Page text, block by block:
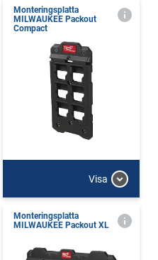
Monteringsplatta
MILWAUKEE Packout
Compact
Visa
Monteringsplatta
MILWAUKEE Packout XL